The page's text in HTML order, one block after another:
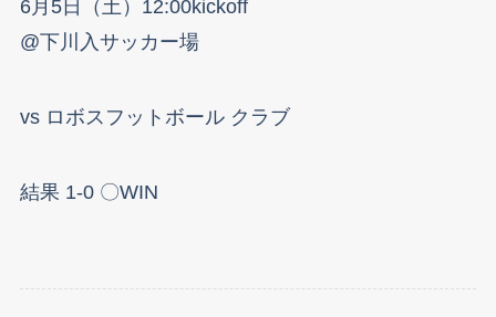
6月5日（土）12:00kickoff
@下川入サッカー場
vs ロボスフットボール クラブ
結果 1-0 〇WIN